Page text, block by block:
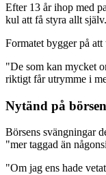
Efter 13 år ihop med
kul att få styra allt själv.
Formatet bygger på
"De som kan mycket
riktigt får utrymme i
Nytänd på börsen
Börsens svängningar
"mer taggad än
"Om jag ens hade